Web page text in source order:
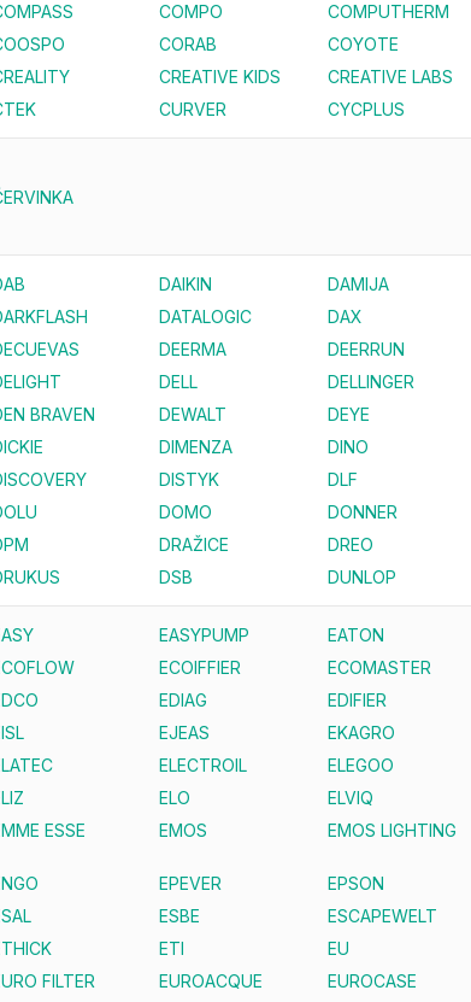
COMPO COMPUTHERM
CORAB COYOTE
CREATIVE KIDS CREATIVE LABS
CURVER CYCPLUS
DAIKIN DAMIJA
DATALOGIC DAX
DEERMA DEERRUN
DELL DELLINGER
BRAVEN
DEWALT DEYE
DIMENZA DINO
DISTYK DLF
DOMO DONNER
DRAŽICE DREO
DSB DUNLOP
EASYPUMP EATON
ECOIFFIER ECOMASTER
EDIAG EDIFIER
EJEAS EKAGRO
ELECTROIL ELEGOO
ELO ELVIQ
ESSE
EMOS EMOS LIGHTING
EPEVER EPSON
ESBE ESCAPEWELT
ETI EU
FILTER
EUROACQUE EUROCASE